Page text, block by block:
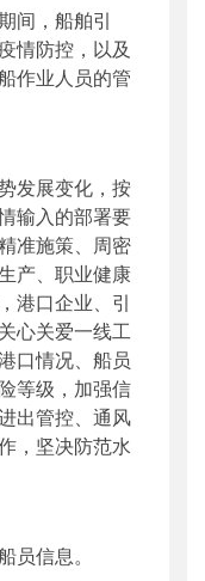
间，船舶引
情防控，以及
作业人员的管
发展变化，按
输入的部署要
准施策、周密
产、职业健康
港口企业、引
心关爱一线工
口情况、船员
等级，加强信
出管控、通风
，坚决防范水
员信息。